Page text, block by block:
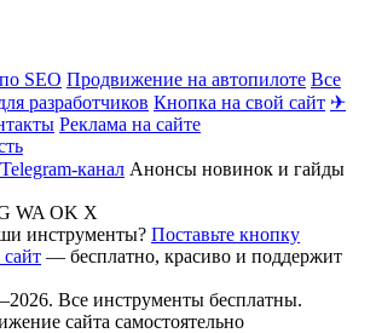
SEO Продвижение на автопилоте Все
разработчиков Кнопка на свой сайт ✈
Реклама на сайте
канал Анонсы новинок и гайды
WA OK X
инструменты? Поставьте кнопку
— бесплатно, красиво и поддержит
Все инструменты бесплатны.
сайта самостоятельно